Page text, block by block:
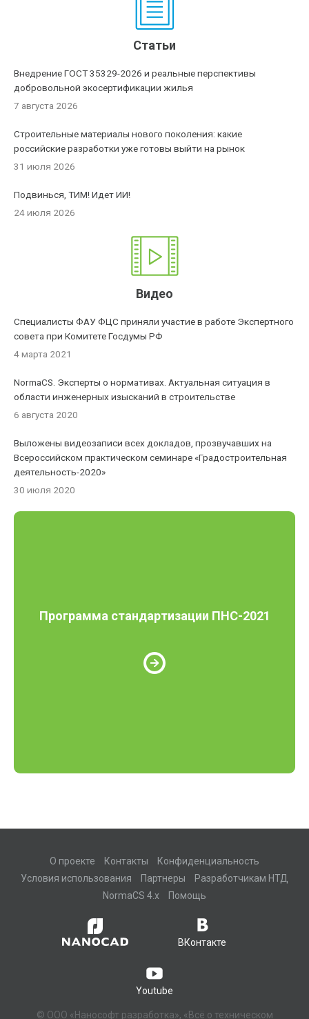
Статьи
Внедрение ГОСТ 35329-2026 и реальные перспективы
добровольной экосертификации жилья
7 августа 2026
Строительные материалы нового поколения: какие
российские разработки уже готовы выйти на рынок
31 июля 2026
Подвинься, ТИМ! Идет ИИ!
24 июля 2026
Видео
Специалисты ФАУ ФЦС приняли участие в работе Экспертного
совета при Комитете Госдумы РФ
4 марта 2021
NormaCS. Эксперты о нормативах. Актуальная ситуация в
области инженерных изысканий в строительстве
6 августа 2020
Выложены видеозаписи всех докладов, прозвучавших на
Всероссийском практическом семинаре «Градостроительная
деятельность-2020»
30 июля 2020
Программа стандартизации ПНС-2021
О проекте Контакты
Конфиденциальность
Условия использования
Партнеры
Разработчикам НТД
NormaCS 4.x
Помощь
ВКонтакте
Youtube
© ООО «Нанософт разработка», «Всё о техническом